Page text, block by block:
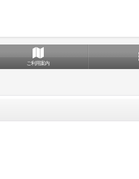
ご利用案内